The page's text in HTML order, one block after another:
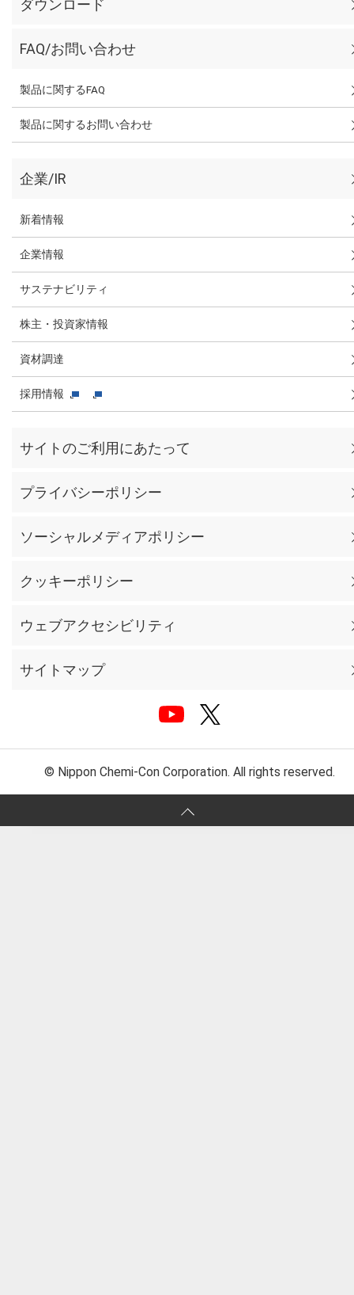
ダウンロード
FAQ/お問い合わせ
製品に関するFAQ
製品に関するお問い合わせ
企業/IR
新着情報
企業情報
サステナビリティ
株主・投資家情報
資材調達
採用情報
サイトのご利用にあたって
プライバシーポリシー
ソーシャルメディアポリシー
クッキーポリシー
ウェブアクセシビリティ
サイトマップ
© Nippon Chemi-Con Corporation. All rights reserved.